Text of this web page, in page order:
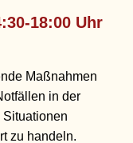
18:00 Uhr
Maßnahmen
in der
Situationen
zu handeln.